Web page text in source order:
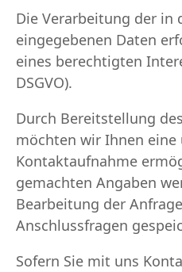
Die Verarbeitung der in
eingegebenen Daten
eines berechtigten
DSGVO).
Durch Bereitstellung
möchten wir Ihnen
Kontaktaufnahme
gemachten Angaben
Bearbeitung der
Anschlussfragen
Sofern Sie mit uns